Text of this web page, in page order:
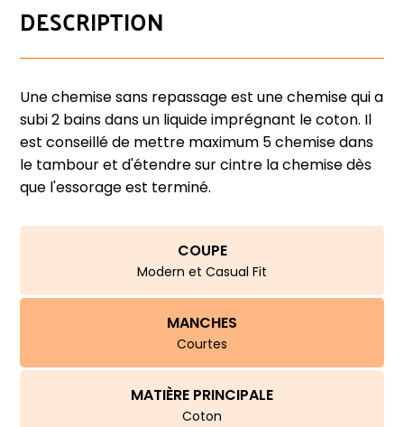
DESCRIPTION
Une chemise sans repassage est une chemise qui a
subi 2 bains dans un liquide imprégnant le coton. Il
est conseillé de mettre maximum 5 chemise dans
le tambour et d'étendre sur cintre la chemise dès
que l'essorage est terminé.
COUPE
Modern et Casual Fit
MANCHES
Courtes
MATIÈRE PRINCIPALE
Coton